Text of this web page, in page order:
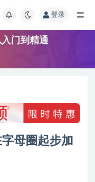
登录
门到精通
母圈起步加